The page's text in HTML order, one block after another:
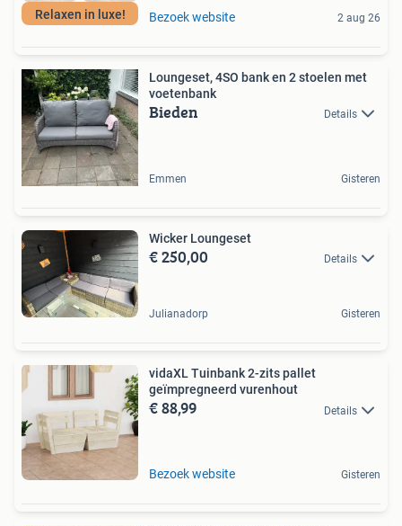
Relaxen in luxe! Bezoek website 2 aug 26
Loungeset, 4SO bank en 2 stoelen met
voetenbank
Bieden Details
Emmen Gisteren
Wicker Loungeset
€ 250,00 Details
Julianadorp Gisteren
vidaXL Tuinbank 2-zits pallet
geïmpregneerd vurenhout
€ 88,99 Details
Bezoek website Gisteren